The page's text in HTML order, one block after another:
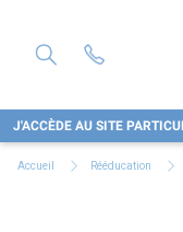
J'ACCÈDE AU SITE
Accueil Rééducation